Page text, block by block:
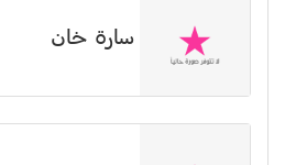
سارة خان